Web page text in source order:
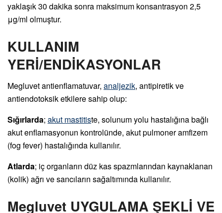
yaklaşık 30 dakika sonra maksimum konsantrasyon 2,5
μg/ml olmuştur.
KULLANIM
YERİ/ENDİKASYONLAR
Megluvet antienflamatuvar, analjezik, antipiretik ve
antiendotoksik etkilere sahip olup:
Sığırlarda; akut mastitiste, solunum yolu hastalığına bağlı
akut enflamasyonun kontrolünde, akut pulmoner amfizem
(fog fever) hastalığında kullanılır.
Atlarda; iç organların düz kas spazmlarından kaynaklanan
(kolik) ağrı ve sancıların sağaltımında kullanılır.
Megluvet UYGULAMA ŞEKLİ VE